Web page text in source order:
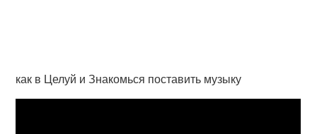
как в Целуй и Знакомься поставить музыку